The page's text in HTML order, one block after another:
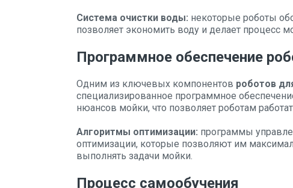
Система очистки воды: некоторые роботы
позволяет экономить воду и делает процесс
Программное обеспечение
Одним из ключевых компонентов роботов
специализированное программное
нюансов мойки, что позволяет роботам
Алгоритмы оптимизации: программы
оптимизации, которые позволяют им
выполнять задачи мойки.
Процесс самообучения